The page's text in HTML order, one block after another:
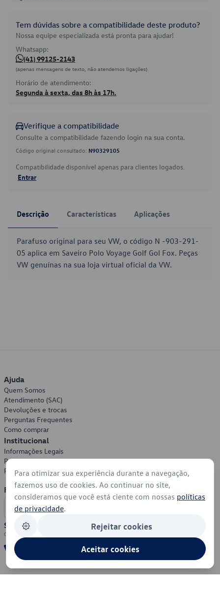
Tem dúvidas sobre a compatibilidade deste produto?
Nossa equipe especializada está pronta para ajudar!
Whatsapp:
(41) 99125-2143
(apenas mensagens de texto, não atendemos ligações)
Horário de atendimento:
Segunda à sexta, das 8h às 17h.
Verifique a compatibilidade
Consulte a compatibilidade fazendo login na sua conta.
Código original consultado: N90329105
Compatibilidade disponível apenas para clientes logados.
Entrar
Descrição Características Aplicações
Parafuso original para seu VW, o código N -903-291-
05 aplica em Saveiro Polo Voyage Golf Gol Fox. Peças
VW genuínas na sua loja virtual oficial da VW.
Ajuda
Quem Somos
Atendimento (SAC)
Devoluções e trocas
Perguntas Frequentes
Como comprar
Institucional
Informações Legais
Política de Privacidade
Política de Cookies
Formas de Pagamento
Segurança
Para otimizar sua experiência durante a navegação,
fazemos uso de cookies. Ao continuar no site,
consideramos que você está ciente com nossas políticas
de privacidade.
Rejeitar cookies
Aceitar cookies